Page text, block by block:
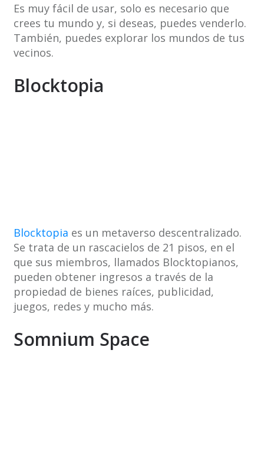
Es muy fácil de usar, solo es necesario que
crees tu mundo y, si deseas, puedes venderlo.
También, puedes explorar los mundos de tus
vecinos.
Blocktopia
Blocktopia es un metaverso descentralizado.
Se trata de un rascacielos de 21 pisos, en el
que sus miembros, llamados Blocktopianos,
pueden obtener ingresos a través de la
propiedad de bienes raíces, publicidad,
juegos, redes y mucho más.
Somnium Space